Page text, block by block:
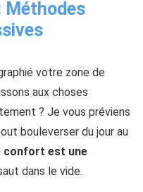
Méthodes
votre zone de
aux choses
? Je vous préviens
bouleverser du jour au
confort est une
dans le vide.